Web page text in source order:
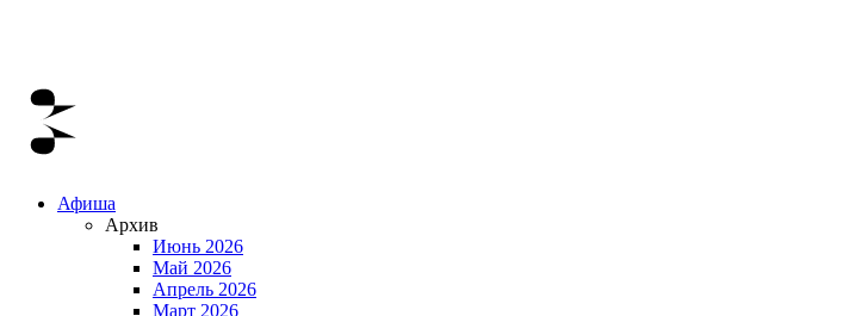
Афиша
Архив
Июнь 2026
Май 2026
Апрель 2026
Март 2026